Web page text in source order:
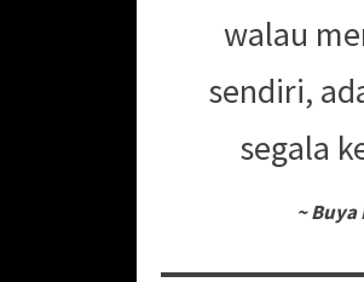
walau
sendiri,
segala
~Buya